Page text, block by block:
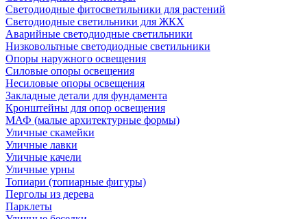
Светодиодные фитосветильники для растений
Светодиодные светильники для ЖКХ
Аварийные светодиодные светильники
Низковольтные светодиодные светильники
Опоры наружного освещения
Силовые опоры освещения
Несиловые опоры освещения
Закладные детали для фундамента
Кронштейны для опор освещения
МАФ (малые архитектурные формы)
Уличные скамейки
Уличные лавки
Уличные качели
Уличные урны
Топиари (топиарные фигуры)
Перголы из дерева
Парклеты